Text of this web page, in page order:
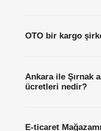
OTO bir kargo
Ankara ile Şırnak
ücretleri nedir?
E-ticaret